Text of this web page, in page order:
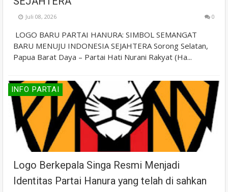
Juli 08, 2026 0
LOGO BARU PARTAI HANURA: SIMBOL SEMANGAT
BARU MENUJU INDONESIA SEJAHTERA Sorong Selatan,
Papua Barat Daya – Partai Hati Nurani Rakyat (Ha...
INFO PARTAI
Logo Berkepala Singa Resmi Menjadi
Identitas Partai Hanura yang telah di sahkan